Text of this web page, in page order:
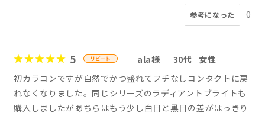
参考になった 0
5 ala様 30代
女性
初カラコンですが自然でかつ盛れてフチなしコンタクトに戻
れなくなりました。同じシリーズのラディアントブライトも
購入しましたがあちらはもう少し白目と黒目の差がはっきり